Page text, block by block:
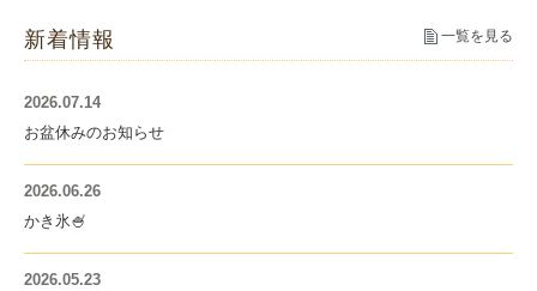
新着情報 一覧を見る
2026.07.14
お盆休みのお知らせ
2026.06.26
かき氷🍧
2026.05.23